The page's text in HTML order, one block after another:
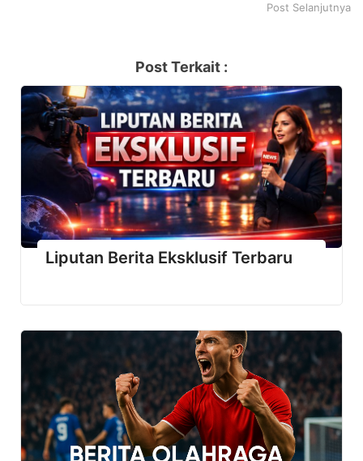
Post Selanjutnya
Post Terkait :
Liputan Berita Eksklusif Terbaru